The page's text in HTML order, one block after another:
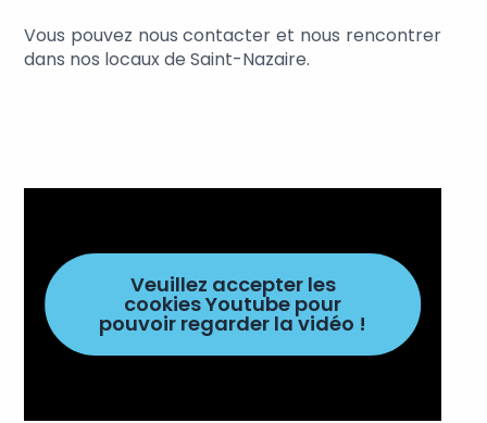
Vous pouvez nous contacter et nous rencontrer
dans nos locaux de Saint-Nazaire.
Veuillez accepter les
cookies Youtube pour
pouvoir regarder la vidéo !